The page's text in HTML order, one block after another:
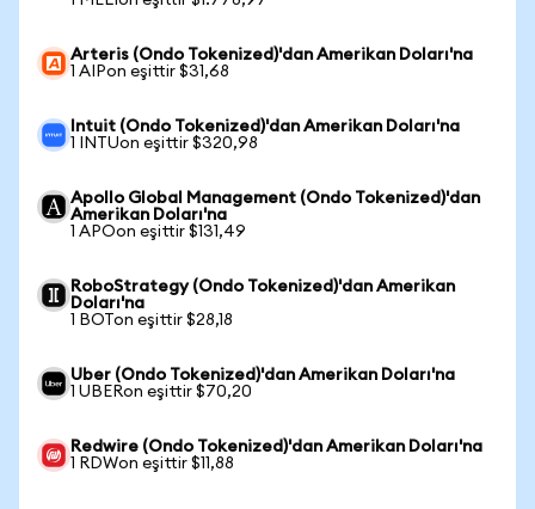
Arteris (Ondo Tokenized)'dan Amerikan Doları'na
1 AIPon eşittir $31,68
Intuit (Ondo Tokenized)'dan Amerikan Doları'na
1 INTUon eşittir $320,98
Apollo Global Management (Ondo Tokenized)'dan
Amerikan Doları'na
1 APOon eşittir $131,49
RoboStrategy (Ondo Tokenized)'dan Amerikan
Doları'na
1 BOTon eşittir $28,18
Uber (Ondo Tokenized)'dan Amerikan Doları'na
1 UBERon eşittir $70,20
Redwire (Ondo Tokenized)'dan Amerikan Doları'na
1 RDWon eşittir $11,88